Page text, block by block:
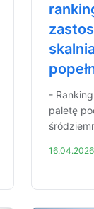
-
paletę
16.04.2026